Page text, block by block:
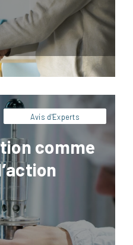
Avis d'Experts
comme
les clés de nos
une formation